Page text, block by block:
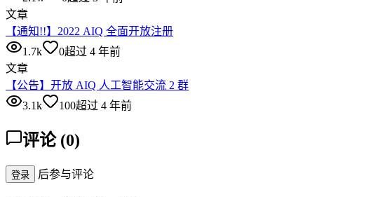
文章
【通知!!】2022 AIQ 全面开放注册
1.7k
0超过 4 年前
文章
【公告】开放 AIQ 人工智能交流 2 群
3.1k
100超过 4 年前
评论 (0)
登录 后参与评论